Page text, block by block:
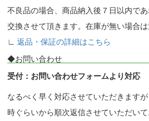
不良品の場合、商品納入後７日以内で
交換させて頂きます。在庫が無い場合は
∟ 返品・保証の詳細はこちら
◆お問い合わせ
受付：お問い合わせフォームより対応
なるべく早く対応させていただきます
時ぐらいから順次返信させていただいて